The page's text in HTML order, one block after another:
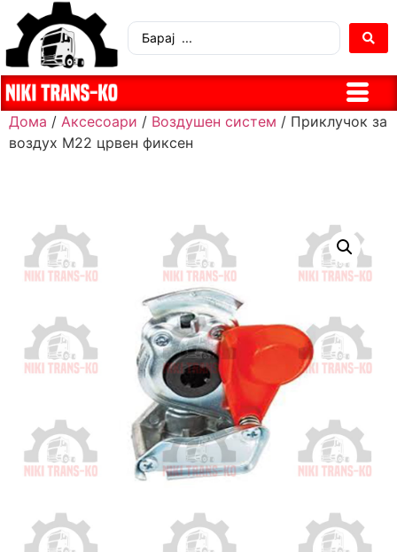
Дома / Аксесоари / Воздушен систем / Приклучок за
воздух М22 црвен фиксен